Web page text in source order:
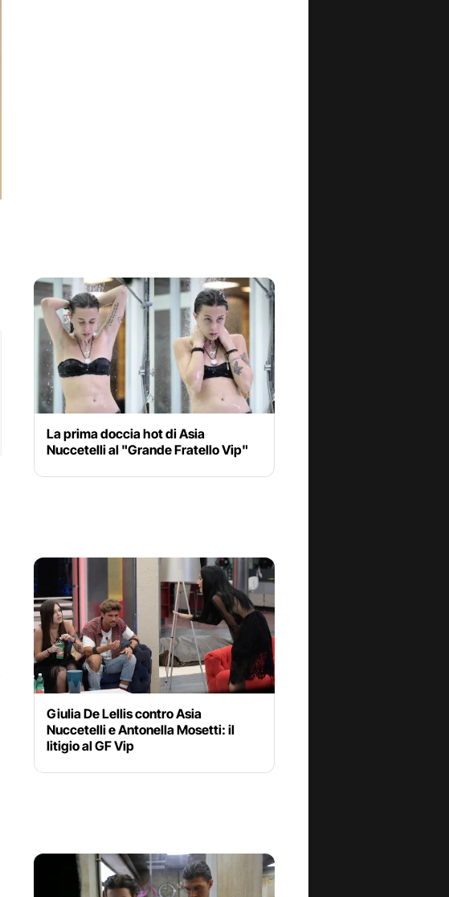
La prima doccia hot di Asia
Nuccetelli al "Grande Fratello Vip"
Giulia De Lellis contro Asia
Nuccetelli e Antonella Mosetti: il
litigio al GF Vip